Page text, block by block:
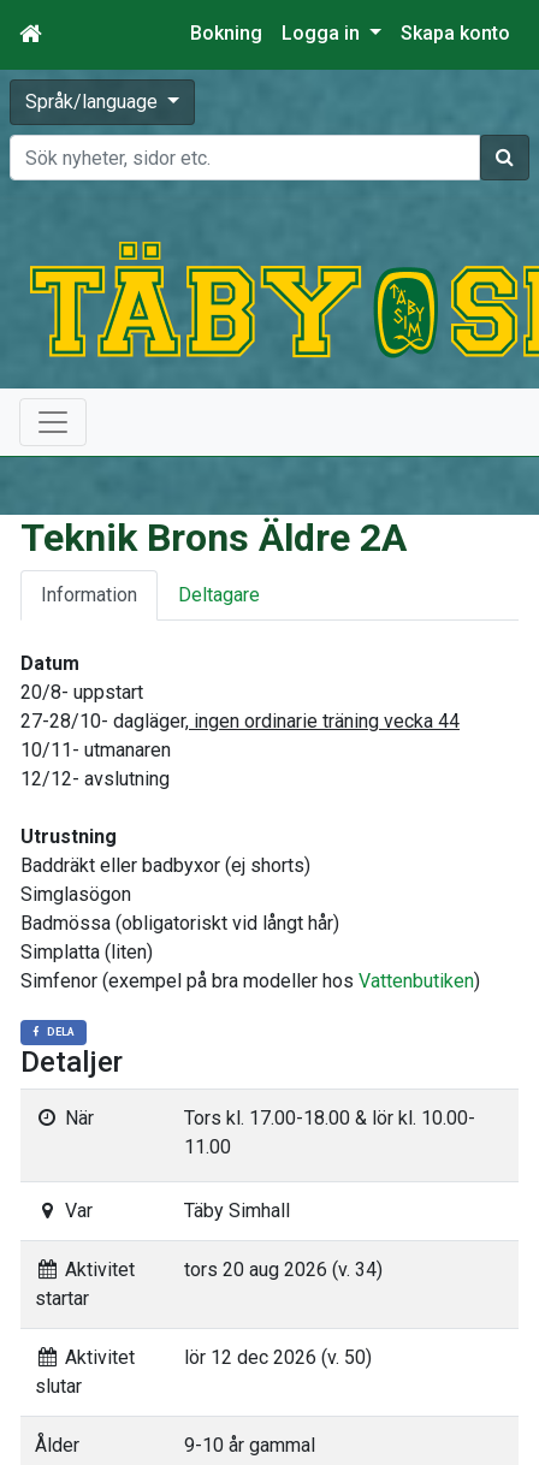
Bokning Logga in Skapa konto
Språk/language
Sök
Teknik Brons Äldre 2A
Information Deltagare
Datum
20/8- uppstart
27-28/10- dagläger, ingen ordinarie träning vecka 44
10/11- utmanaren
12/12- avslutning
Utrustning
Baddräkt eller badbyxor (ej shorts)
Simglasögon
Badmössa (obligatoriskt vid långt hår)
Simplatta (liten)
Simfenor (exempel på bra modeller hos Vattenbutiken)
DELA
Detaljer
När
Tors kl. 17.00-18.00 & lör kl. 10.00-
11.00
Var Täby Simhall
Aktivitet
startar
tors 20 aug 2026 (v. 34)
Aktivitet
slutar
lör 12 dec 2026 (v. 50)
Ålder 9-10 år gammal